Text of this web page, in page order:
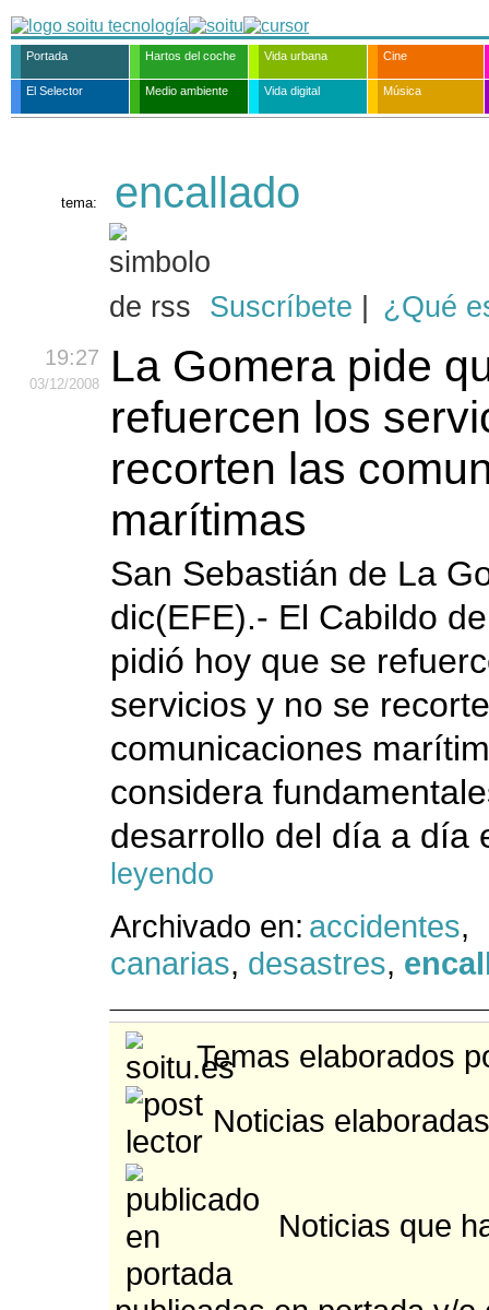
Portada Hartos del coche Vida urbana Cine
El Selector Medio ambiente Vida digital Música
tema: encallado
Suscríbete ¿Qué
19:27
03/12/2008
La Gomera pide
refuercen los
recorten las
marítimas
San Sebastián de La
dic(EFE).- El Cabildo
pidió hoy que se
servicios y no se
comunicaciones
considera
desarrollo del día a día
leyendo
Archivado en: accidentes,
canarias, desastres,
Temas elaborados
Noticias
Noticias que